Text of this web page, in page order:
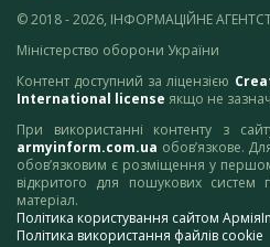
© 2018 - 2026, ІНФОРМАЦІЙНЕ
Міністерство оборони України
Контент доступний за ліцензією
International license якщо не
При використанні контенту з
armyinform.com.ua обов’язкове.
обов’язковим є розміщення у
відкритого для пошукових систем
матеріал.
Політика користування сайтом
Політика використання файлів cookie